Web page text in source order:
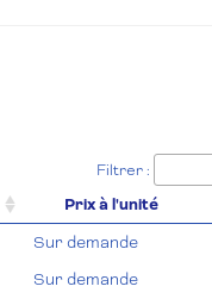
Filtrer :
Prix à l'unité
Sur demande
Sur demande